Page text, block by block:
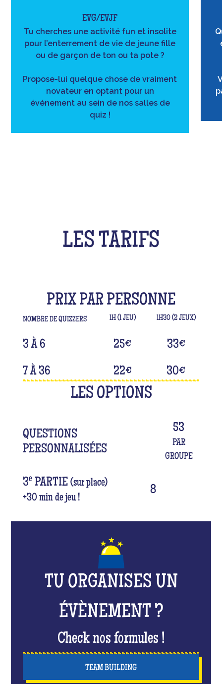
EVG/EVJF
Tu cherches une activité fun et insolite
pour l’enterrement de vie de jeune fille
ou de garçon de ton ou ta pote ?
Propose-lui quelque chose de vraiment
novateur en optant pour un
événement au sein de nos salles de
quiz !
LES TARIFS
PRIX PAR PERSONNE
NOMBRE DE QUIZZERS 1H (1 JEU) 1H30 (2 JEUX)
3 À 6 25€ 33€
7 À 36 22€ 30€
LES OPTIONS
QUESTIONS
PERSONNALISÉES
53
PAR
GROUPE
3e PARTIE(sur place)
+30 min de jeu !
8
TU ORGANISES UN
ÉVÈNEMENT ?
Check nos formules !
TEAM BUILDING